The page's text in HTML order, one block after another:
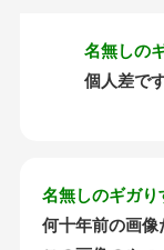
名無しの
個人差で
名無しのギガり
何十年前の画像